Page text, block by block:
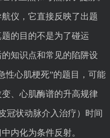
仪，它直接反映了出题
的目的不是为了碰运
知识点和常见的陷阱设
性心肌梗死”的题目，可能
、心肌酶谱的升高规律
冠状动脉介入治疗）时间
内化为条件反射。